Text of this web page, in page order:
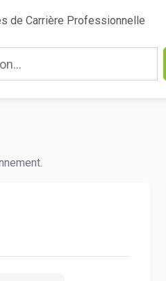
de Carrière Professionnelle